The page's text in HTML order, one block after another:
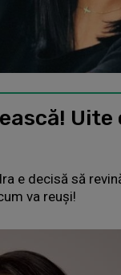
Uite
e decisă să
va reuși!